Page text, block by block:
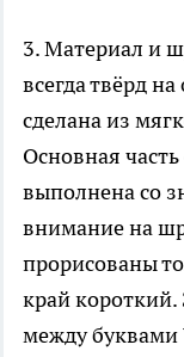
3. Материал и
всегда твёрд
сделана из
Основная
выполнена со
внимание на
прорисованы
край короткий.
между буквами